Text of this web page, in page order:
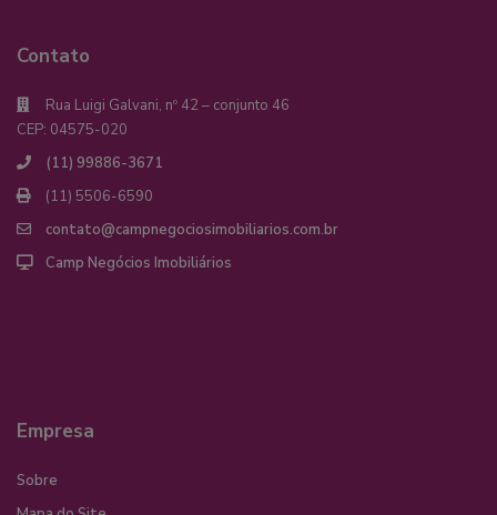
Contato
Rua Luigi Galvani, nº 42 – conjunto 46
CEP: 04575-020
(11) 99886-3671
(11) 5506-6590
contato@campnegociosimobiliarios.com.br
Camp Negócios Imobiliários
Empresa
Sobre